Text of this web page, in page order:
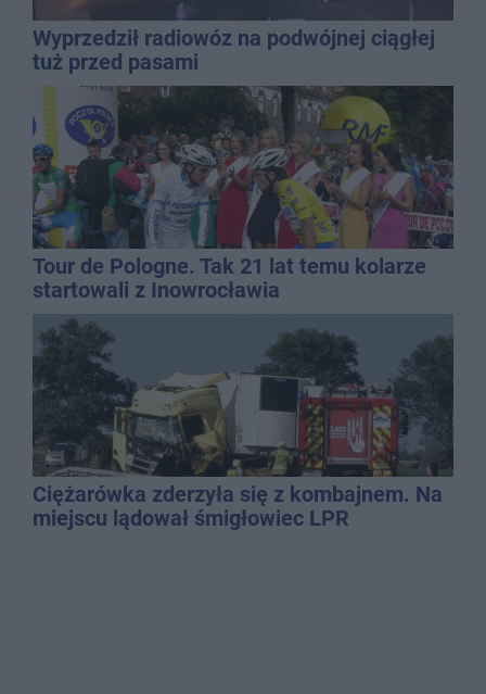
Wyprzedził radiowóz na podwójnej ciągłej
tuż przed pasami
Tour de Pologne. Tak 21 lat temu kolarze
startowali z Inowrocławia
Ciężarówka zderzyła się z kombajnem. Na
miejscu lądował śmigłowiec LPR